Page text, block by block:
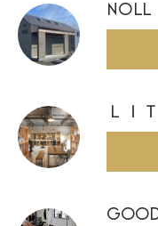
NOLL
ＬＩＴ